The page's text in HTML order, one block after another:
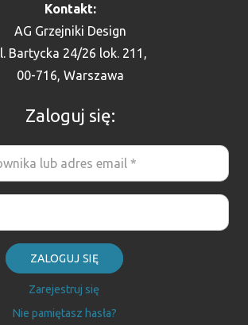
Kontakt:
AG Grzejniki Design
Bartycka 24/26 lok. 211,
00-716, Warszawa
Zaloguj się:
ZALOGUJ SIĘ
Zarejestruj się
Nie pamiętasz hasła?